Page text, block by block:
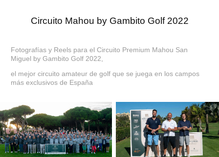
Circuito Mahou by Gambito Golf 2022
Fotografías y Reels para el Circuito Premium Mahou San
Miguel by Gambito Golf 2022,
el mejor circuito amateur de golf que se juega en los campos
más exclusivos de España